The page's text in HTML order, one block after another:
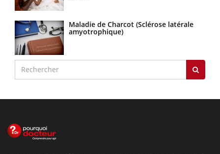
Maladie de Charcot (Sclérose latérale
amyotrophique)